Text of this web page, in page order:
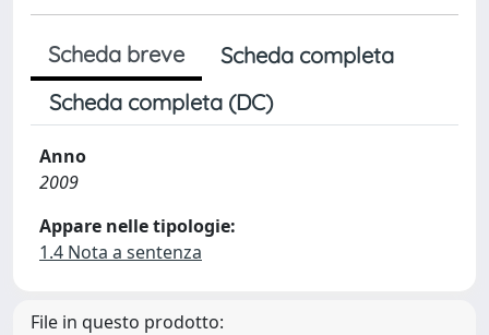
Scheda breve
Scheda completa
Scheda completa (DC)
Anno
2009
Appare nelle tipologie:
1.4 Nota a sentenza
File in questo prodotto: